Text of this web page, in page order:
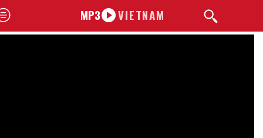
MP3 VIETNAM